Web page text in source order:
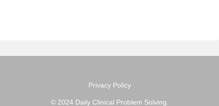
Privacy Policy
© 2024 Daily Clinical Problem Solving.